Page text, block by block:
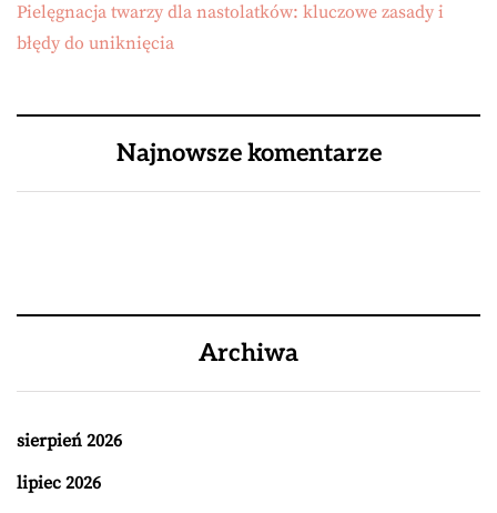
Pielęgnacja twarzy dla nastolatków: kluczowe zasady i
błędy do uniknięcia
Najnowsze komentarze
Archiwa
sierpień 2026
lipiec 2026